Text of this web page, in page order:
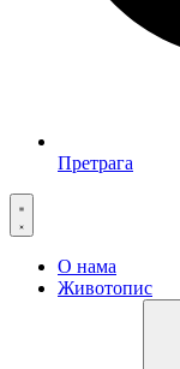
Претрага
О нама
Животопис